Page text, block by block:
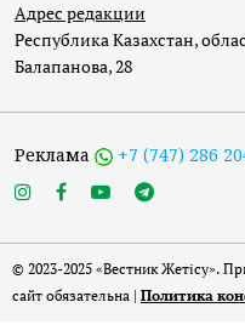
Адрес редакции
Республика Казахстан,
Балапанова, 28
Реклама +7 (747) 286
© 2023-2025 «Вестник Жетісу».
сайт обязательна | Политика